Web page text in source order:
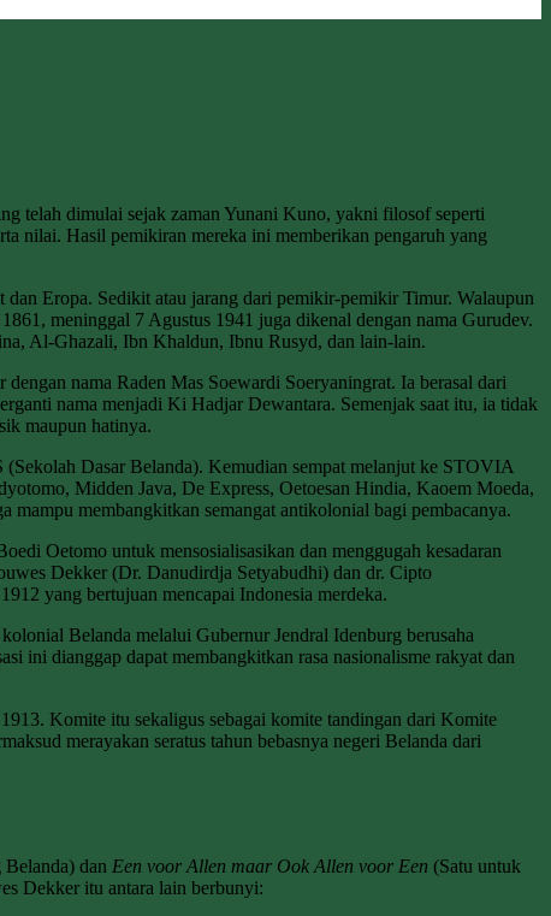
telah dimulai sejak zaman Yunani Kuno, yakni filosof seperti
nilai. Hasil pemikiran mereka ini memberikan pengaruh yang
Eropa. Sedikit atau jarang dari pemikir-pemikir Timur. Walaupun
meninggal 7 Agustus 1941 juga dikenal dengan nama Gurudev.
Al-Ghazali, Ibn Khaldun, Ibnu Rusyd, dan lain-lain.
nama Raden Mas Soewardi Soeryaningrat. Ia berasal dari
nama menjadi Ki Hadjar Dewantara. Semenjak saat itu, ia tidak
maupun hatinya.
(Sekolah Dasar Belanda). Kemudian sempat melanjut ke STOVIA
Midden Java, De Express, Oetoesan Hindia, Kaoem Moeda,
mampu membangkitkan semangat antikolonial bagi pembacanya.
Oetomo untuk mensosialisasikan dan menggugah kesadaran
Dekker (Dr. Danudirdja Setyabudhi) dan dr. Cipto
yang bertujuan mencapai Indonesia merdeka.
Belanda melalui Gubernur Jendral Idenburg berusaha
ini dianggap dapat membangkitkan rasa nasionalisme rakyat dan
Komite itu sekaligus sebagai komite tandingan dari Komite
merayakan seratus tahun bebasnya negeri Belanda dari
dan Een voor Allen maar Ook Allen voor Een (Satu untuk
Dekker itu antara lain berbunyi: